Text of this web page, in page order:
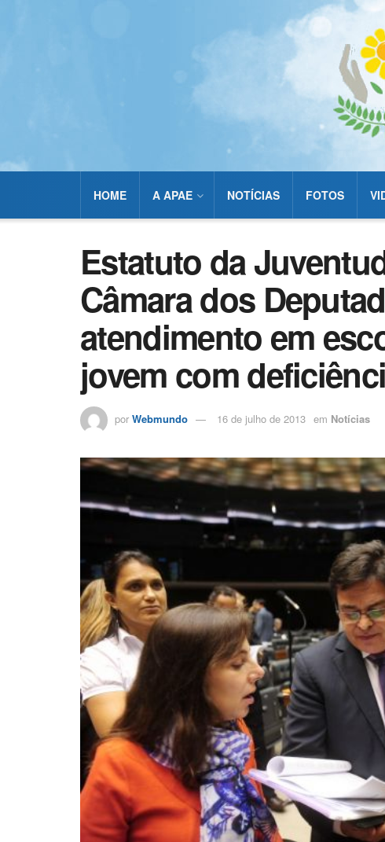
HOME A APAE NOTÍCIAS FOTOS
Estatuto da
Câmara dos
atendimento em
jovem com
por Webmundo 16 de julho de 2013 em Notícias